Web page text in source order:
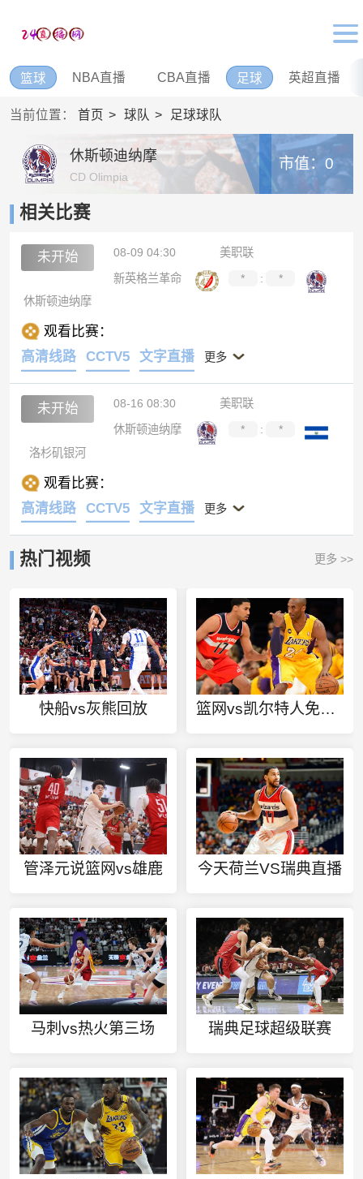
篮球 NBA直播 CBA直播 足球 英超直播
当前位置： 首页 球队 足球球队
休斯顿迪纳摩
CD Olimpia
市值：0
相关比赛
未开始 08-09 04:30
美职联
新英格兰革命
* :
*
休斯顿迪纳摩
观看比赛：
高清线路
CCTV5 文字直播 更多
未开始 08-16 08:30
美职联
休斯顿迪纳摩
* :
*
洛杉矶银河
观看比赛：
高清线路
CCTV5 文字直播 更多
热门视频 更多 >>
快船vs灰熊回放 篮网vs凯尔特人免费观看
管泽元说篮网vs雄鹿 今天荷兰VS瑞典直播
马刺vs热火第三场 瑞典足球超级联赛